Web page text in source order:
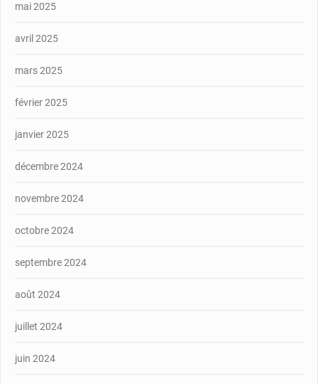
mai 2025
avril 2025
mars 2025
février 2025
janvier 2025
décembre 2024
novembre 2024
octobre 2024
septembre 2024
août 2024
juillet 2024
juin 2024